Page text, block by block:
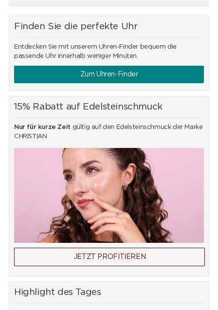
Finden Sie die perfekte Uhr
Entdecken Sie mit unserem Uhren-Finder bequem die
passende Uhr innerhalb weniger Minuten.
Zum Uhren-Finder
15% Rabatt auf Edelsteinschmuck
Nur für kurze Zeit gültig auf den Edelsteinschmuck der Marke
CHRISTIAN
JETZT PROFITIEREN
Highlight des Tages